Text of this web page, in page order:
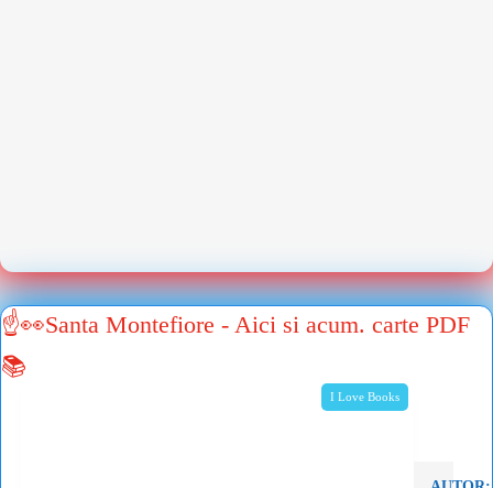
I Love Books
☝👀Santa Montefiore - Aici si acum. carte PDF
📚